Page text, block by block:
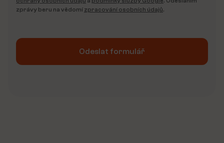
zprávy beru na vědomí zpracování osobních údajů.
Odeslat formulář